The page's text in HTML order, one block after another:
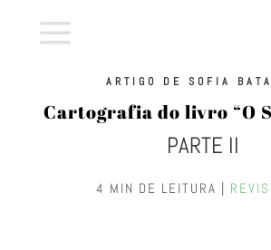
a
ARTIGO DE SOFIA
Cartografia do livro “O
PARTE II
4 MIN DE LEITURA |